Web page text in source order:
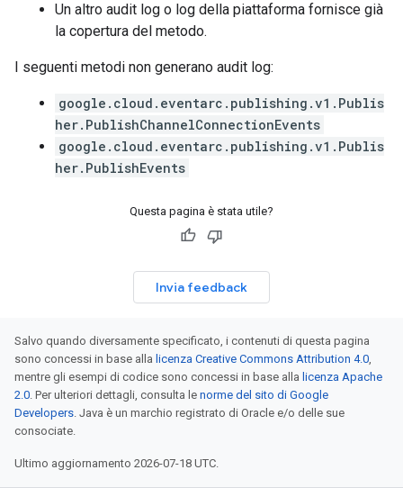
Un altro audit log o log della piattaforma fornisce già
la copertura del metodo.
I seguenti metodi non generano audit log:
google.cloud.eventarc.publishing.v1.Publis
her.PublishChannelConnectionEvents
google.cloud.eventarc.publishing.v1.Publis
her.PublishEvents
Questa pagina è stata utile?
Invia feedback
Salvo quando diversamente specificato, i contenuti di questa pagina
sono concessi in base alla licenza Creative Commons Attribution 4.0,
mentre gli esempi di codice sono concessi in base alla licenza Apache
2.0. Per ulteriori dettagli, consulta le norme del sito di Google
Developers. Java è un marchio registrato di Oracle e/o delle sue
consociate.
Ultimo aggiornamento 2026-07-18 UTC.